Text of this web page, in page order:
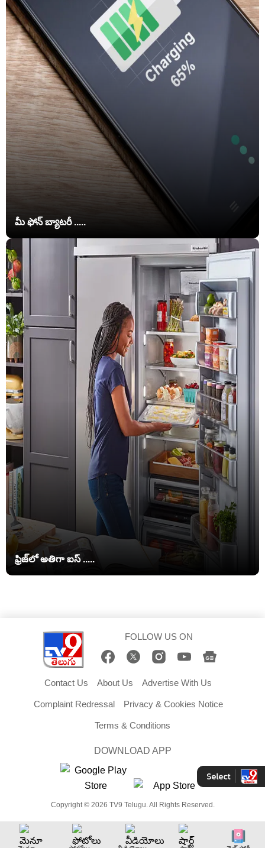
మీ ఫోన్ బ్యాటరీ .....
ఫ్రిజ్‌లో అతిగా ఐస్ .....
FOLLOW US ON
Contact Us About Us Advertise With Us
Complaint Redressal Privacy & Cookies Notice
Terms & Conditions
DOWNLOAD APP
Copyright © 2026 TV9 Telugu. All Rights Reserved.